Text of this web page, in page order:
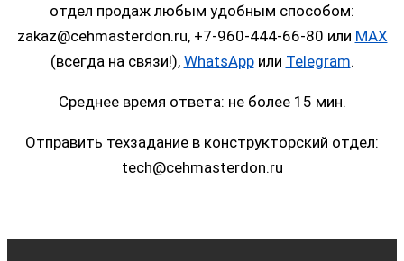
отдел продаж любым удобным способом:
zakaz@cehmasterdon.ru, +7-960-444-66-80 или MAX
(всегда на связи!), WhatsAppили Telegram.
Среднее время ответа: не более 15 мин.
Отправить техзадание в конструкторский отдел:
tech@cehmasterdon.ru